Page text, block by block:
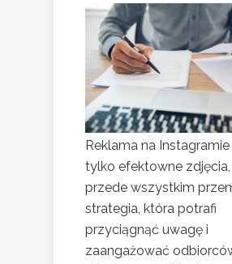
Reklama na
tylko efektowne
przede wszystkim
strategia, która potrafi
przyciągnąć uwagę i
zaangażować